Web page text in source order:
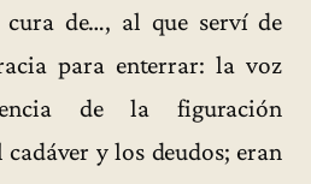
de…, al que serví de
para enterrar: la voz
de la figuración
y los deudos; eran